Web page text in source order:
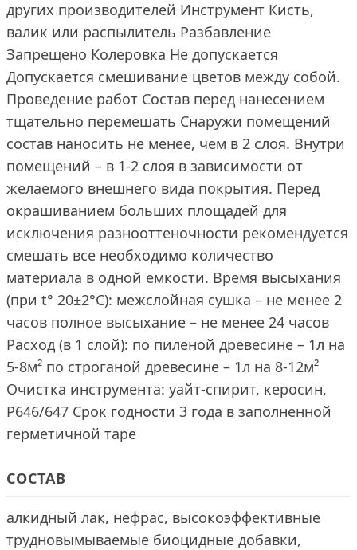
других производителей Инструмент Кисть,
валик или распылитель Разбавление
Запрещено Колеровка Не допускается
Допускается смешивание цветов между собой.
Проведение работ Состав перед нанесением
тщательно перемешать Снаружи помещений
состав наносить не менее, чем в 2 слоя. Внутри
помещений – в 1-2 слоя в зависимости от
желаемого внешнего вида покрытия. Перед
окрашиванием больших площадей для
исключения разнооттеночности рекомендуется
смешать все необходимо количество
материала в одной емкости. Время высыхания
(при t° 20±2°С): межслойная сушка – не менее 2
часов полное высыхание – не менее 24 часов
Расход (в 1 слой): по пиленой древесине – 1л на
5-8м² по строганой древесине – 1л на 8-12м²
Очистка инструмента: уайт-спирит, керосин,
Р646/647 Срок годности 3 года в заполненной
герметичной таре
СОСТАВ
алкидный лак, нефрас, высокоэффективные
трудновымываемые биоцидные добавки,